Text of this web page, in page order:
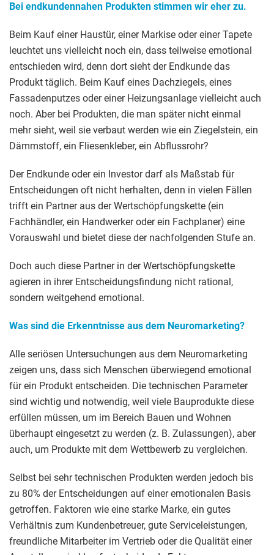
Bei endkundennahen Produkten stimmen wir eher zu.
Beim Kauf einer Haustür, einer Markise oder einer Tapete
leuchtet uns vielleicht noch ein, dass teilweise emotional
entschieden wird, denn dort sieht der Endkunde das
Produkt täglich. Beim Kauf eines Dachziegels, eines
Fassadenputzes oder einer Heizungsanlage vielleicht auch
noch. Aber bei Produkten, die man später nicht einmal
mehr sieht, weil sie verbaut werden wie ein Ziegelstein, ein
Dämmstoff, ein Fliesenkleber, ein Abflussrohr?
Der Endkunde oder ein Investor darf als Maßstab für
Entscheidungen oft nicht herhalten, denn in vielen Fällen
trifft ein Partner aus der Wertschöpfungskette (ein
Fachhändler, ein Handwerker oder ein Fachplaner) eine
Vorauswahl und bietet diese der nachfolgenden Stufe an.
Doch auch diese Partner in der Wertschöpfungskette
agieren in ihrer Entscheidungsfindung nicht rational,
sondern weitgehend emotional.
Was sind die Erkenntnisse aus dem Neuromarketing?
Alle seriösen Untersuchungen aus dem Neuromarketing
zeigen uns, dass sich Menschen überwiegend emotional
für ein Produkt entscheiden. Die technischen Parameter
sind wichtig und notwendig, weil viele Bauprodukte diese
erfüllen müssen, um im Bereich Bauen und Wohnen
überhaupt eingesetzt zu werden (z. B. Zulassungen), aber
auch, um Produkte mit dem Wettbewerb zu vergleichen.
Selbst bei sehr technischen Produkten werden jedoch bis
zu 80% der Entscheidungen auf einer emotionalen Basis
getroffen. Faktoren wie eine starke Marke, ein gutes
Verhältnis zum Kundenbetreuer, gute Serviceleistungen,
freundliche Mitarbeiter im Vertrieb oder die Qualität einer